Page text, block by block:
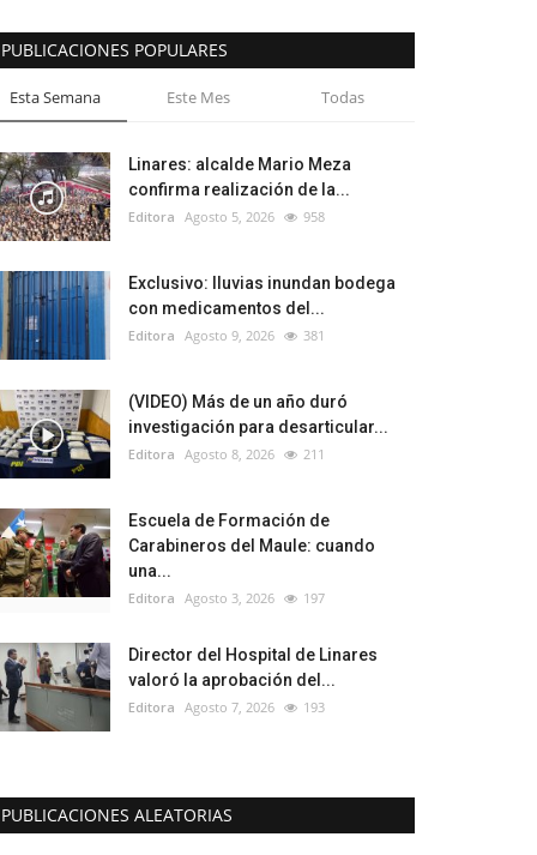
PUBLICACIONES POPULARES
Esta Semana Este Mes Todas
Linares: alcalde Mario Meza
confirma realización de la...
Editora Agosto 5, 2026 958
Exclusivo: lluvias inundan bodega
con medicamentos del...
Editora Agosto 9, 2026 381
(VIDEO) Más de un año duró
investigación para desarticular...
Editora Agosto 8, 2026 211
Escuela de Formación de
Carabineros del Maule: cuando
una...
Editora Agosto 3, 2026 197
Director del Hospital de Linares
valoró la aprobación del...
Editora Agosto 7, 2026 193
PUBLICACIONES ALEATORIAS